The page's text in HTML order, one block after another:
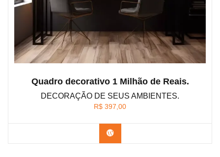
Quadro decorativo 1 Milhão de Reais.
DECORAÇÃO DE SEUS AMBIENTES.
R$ 397,00
Confira os modelos